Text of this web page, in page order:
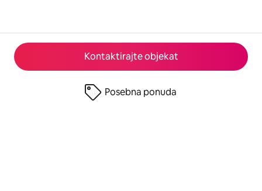
Kontaktirajte objekat
Posebna ponuda